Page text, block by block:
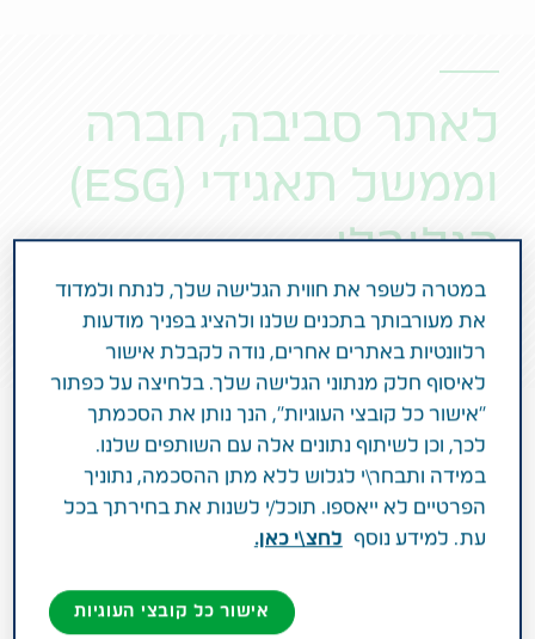
לאתר סביבה, חברה
וממשל תאגידי (ESG)
הגלובלי
לחצו כאן למידע נוסף
במטרה לשפר את חווית הגלישה שלך, לנתח ולמדוד
את מעורבותך בתכנים שלנו ולהציג בפניך מודעות
רלוונטיות באתרים אחרים, נודה לקבלת אישור
לאיסוף חלק מנתוני הגלישה שלך. בלחיצה על כפתור
"אישור כל קובצי העוגיות", הנך נותן את הסכמתך
לכך, וכן לשיתוף נתונים אלה עם השותפים שלנו.
במידה ותבחר\י לגלוש ללא מתן ההסכמה, נתוניך
הפרטיים לא ייאספו. תוכל/י לשנות את בחירתך בכל
עת. למידע נוסף
לחצ\י כאן.
אישור כל קובצי העוגיות